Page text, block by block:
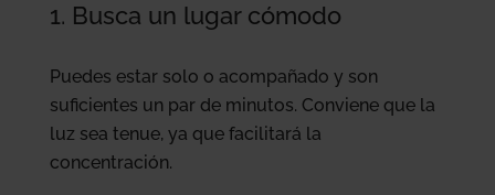
1. Busca un lugar cómodo
Puedes estar solo o acompañado y son
suficientes un par de minutos. Conviene que la
luz sea tenue, ya que facilitará la
concentración.